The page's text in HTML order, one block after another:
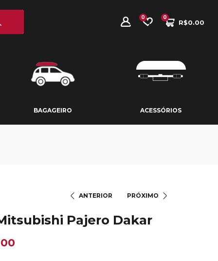
0
R$0.00
0
BAGAGEIRO ACESSÓRIOS
ANTERIOR PRÓXIMO
Pajero Dakar